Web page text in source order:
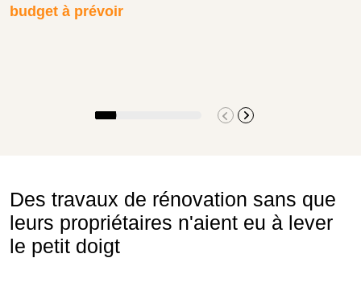
budget à prévoir
Des travaux de rénovation sans que
leurs propriétaires n'aient eu à lever
le petit doigt